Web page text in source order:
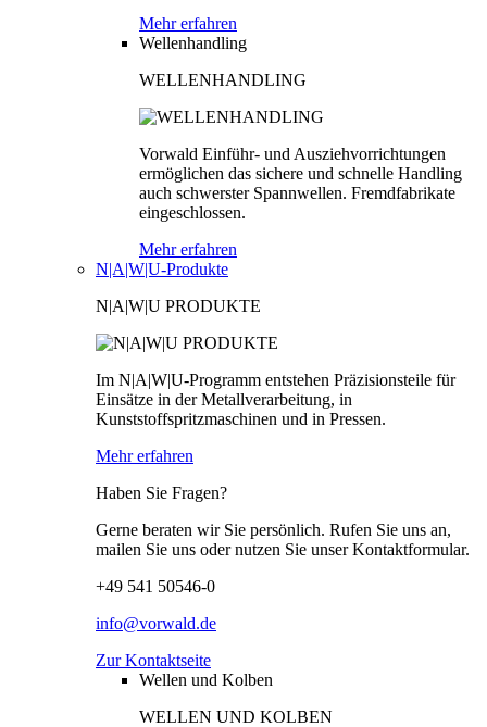
Mehr erfahren
Wellenhandling
WELLENHANDLING
Vorwald Einführ- und Ausziehvorrichtungen
ermöglichen das sichere und schnelle Handling
auch schwerster Spannwellen. Fremdfabrikate
eingeschlossen.
Mehr erfahren
N|A|W|U-Produkte
N|A|W|U PRODUKTE
Im N|A|W|U-Programm entstehen Präzisionsteile für
Einsätze in der Metallverarbeitung, in
Kunststoffspritzmaschinen und in Pressen.
Mehr erfahren
Haben Sie Fragen?
Gerne beraten wir Sie persönlich. Rufen Sie uns an,
mailen Sie uns oder nutzen Sie unser Kontaktformular.
+49 541 50546-0
info@vorwald.de
Zur Kontaktseite
Wellen und Kolben
WELLEN UND KOLBEN